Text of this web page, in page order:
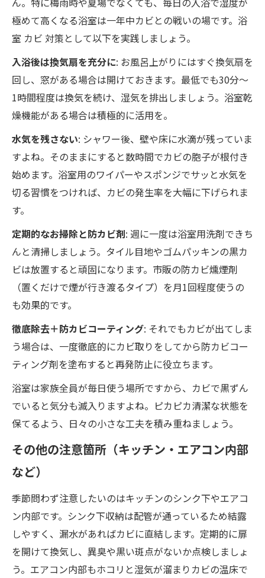
極めて高くなる浴室は一年中カビとの戦いの場です。浴
室 カビ 対策として以下を実践しましょう。
入浴後は換気扇を充分に: お風呂上がりにはすぐ換気扇を
回し、窓がある場合は開けておきます。最低でも30分〜
1時間程度は換気を続け、湿気を排出しましょう。浴室乾
燥機能がある場合は積極的に活用を。
水気を残さない: シャワー後、壁や床に水滴が残っていま
すよね。そのままにすると数時間でカビの胞子が根付き
始めます。浴室用のワイパーやスポンジでサッと水気を
切る習慣をつければ、カビの発生率を大幅に下げられま
す。
定期的なお掃除と防カビ剤: 週に一度は浴室用洗剤できち
んと清掃しましょう。タイル目地やゴムパッキンの黒カ
ビは放置すると頑固になります。市販の防カビ燻煙剤
（置くだけで煙が行き渡るタイプ）を月1回程度使うの
も効果的です。
徹底除去＋防カビコーティング: それでもカビが出てしま
う場合は、一度徹底的にカビ取りをしてから防カビコー
ティング剤を塗布すると再発防止に役立ちます。
浴室は家族全員が毎日使う場所ですから、カビで黒ずん
でいると気分も滅入りますよね。ピカピカ清潔な状態を
保てるよう、日々の小さな工夫を積み重ねましょう。
その他の注意箇所（キッチン・エアコン内部
など）
季節問わず注意したいのはキッチンのシンク下やエアコ
ン内部です。シンク下収納は配管が通っているため結露
しやすく、漏水があればカビに直結します。定期的に扉
を開けて換気し、異臭や黒い斑点がないか点検しましょ
う。エアコン内部もホコリと湿気が溜まりカビの温床で